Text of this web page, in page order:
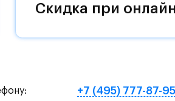
Скидка при
+7 (495) 777-87-95